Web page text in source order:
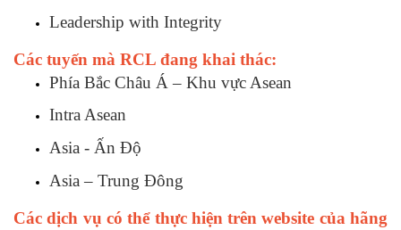
Leadership with Integrity
Các tuyến mà RCL đang khai thác:
Phía Bắc Châu Á – Khu vực Asean
Intra Asean
Asia - Ấn Độ
Asia – Trung Đông
Các dịch vụ có thể thực hiện trên website của hãng